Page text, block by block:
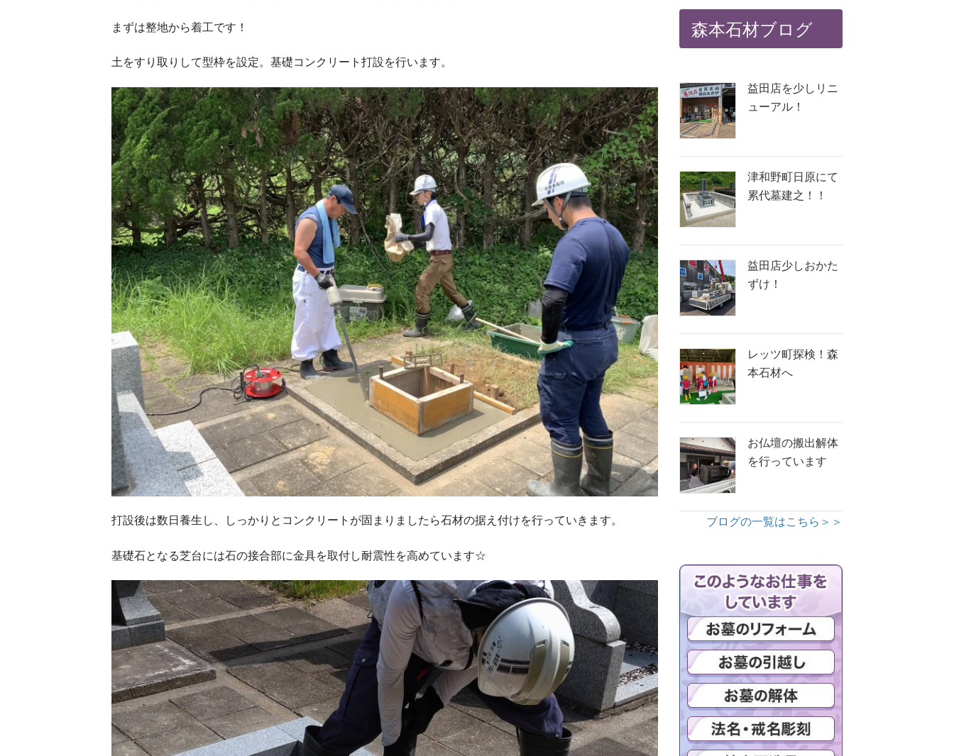
まずは整地から着工です！
土をすり取りして型枠を設定。基礎コンクリート打設を行います。
打設後は数日養生し、しっかりとコンクリートが固まりましたら石材の据え付けを行っていきます。
基礎石となる芝台には石の接合部に金具を取付し耐震性を高めています☆
森本石材ブログ
益田店を少しリニ
ューアル！
津和野町日原にて
累代墓建之！！
益田店少しおかた
ずけ！
レッツ町探検！森
本石材へ
お仏壇の搬出解体
を行っています
ブログの一覧はこちら＞＞